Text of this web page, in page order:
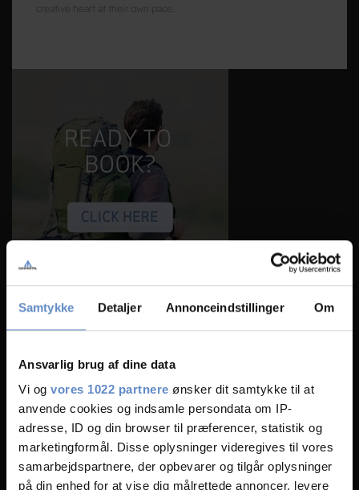
Samtykke Detaljer Annonceindstillinger Om
Ansvarlig brug af dine data
Vi og vores 1022 partnere ønsker dit samtykke til at
anvende cookies og indsamle persondata om IP-
adresse, ID og din browser til præferencer, statistik og
marketingformål. Disse oplysninger videregives til vores
samarbejdspartnere, der opbevarer og tilgår oplysninger
på din enhed for at vise dig målrettede annoncer, levere
creative heart at their own pace.